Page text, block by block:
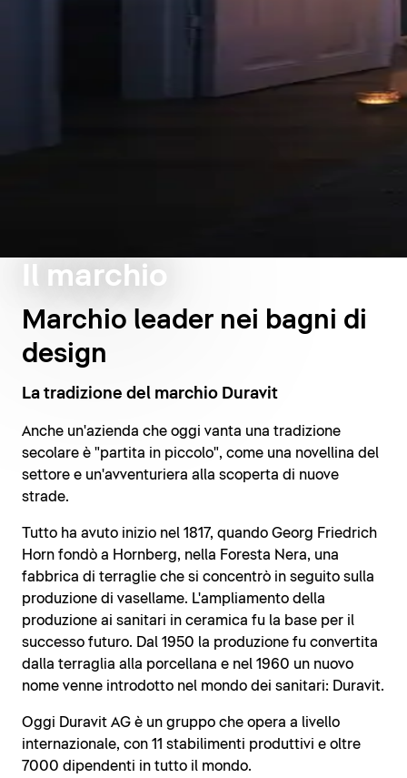
Il marchio
Marchio leader nei bagni di
design
La tradizione del marchio Duravit
Anche un'azienda che oggi vanta una tradizione
secolare è "partita in piccolo", come una novellina del
settore e un'avventuriera alla scoperta di nuove
strade.
Tutto ha avuto inizio nel 1817, quando Georg Friedrich
Horn fondò a Hornberg, nella Foresta Nera, una
fabbrica di terraglie che si concentrò in seguito sulla
produzione di vasellame. L'ampliamento della
produzione ai sanitari in ceramica fu la base per il
successo futuro. Dal 1950 la produzione fu convertita
dalla terraglia alla porcellana e nel 1960 un nuovo
nome venne introdotto nel mondo dei sanitari: Duravit.
Oggi Duravit AG è un gruppo che opera a livello
internazionale, con 11 stabilimenti produttivi e oltre
7000 dipendenti in tutto il mondo.